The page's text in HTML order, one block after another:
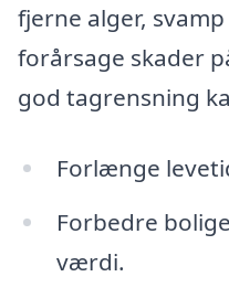
fjerne alger,
forårsage skader
god tagrensning
Forlænge
Forbedre
værdi.